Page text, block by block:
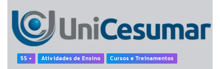
55 + Atividades de Ensino Cursos e Treinamentos